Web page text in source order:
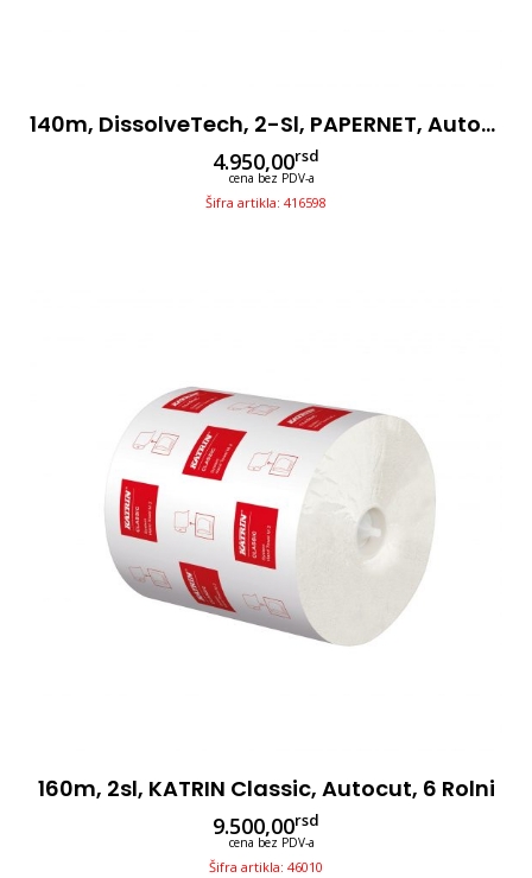
140m, DissolveTech, 2-Sl, PAPERNET, Autocut, 6 Rolni,
4.950,00rsd
cena bez PDV-a
Šifra artikla: 416598
160m, 2sl, KATRIN Classic, Autocut, 6 Rolni
9.500,00rsd
cena bez PDV-a
Šifra artikla: 46010